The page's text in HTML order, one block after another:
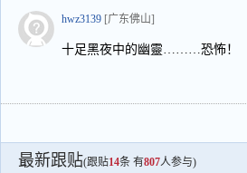
hwz3139 [广东佛山]
十足黑夜中的幽靈………恐怖！
最新跟贴(跟贴14条 有807人参与)